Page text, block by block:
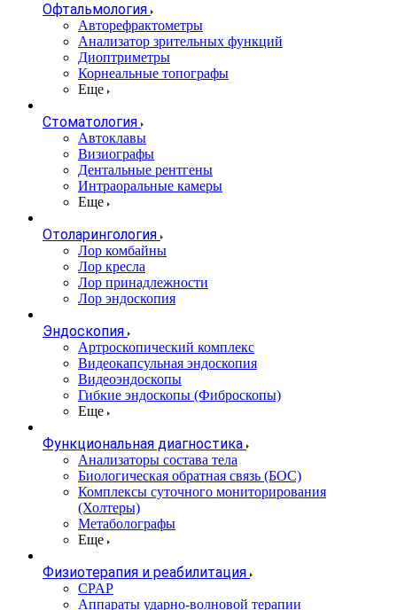
Офтальмология
Авторефрактометры
Анализатор зрительных функций
Диоптриметры
Корнеальные топографы
Еще
Стоматология
Автоклавы
Визиографы
Дентальные рентгены
Интраоральные камеры
Еще
Отоларингология
Лор комбайны
Лор кресла
Лор принадлежности
Лор эндоскопия
Эндоскопия
Артроскопический комплекс
Видеокапсульная эндоскопия
Видеоэндоскопы
Гибкие эндоскопы (Фиброcкопы)
Еще
Функциональная диагностика
Анализаторы состава тела
Биологическая обратная связь (БОС)
Комплексы суточного мониторирования
(Холтеры)
Метаболографы
Еще
Физиотерапия и реабилитация
CPAP
Аппараты ударно-волновой терапии